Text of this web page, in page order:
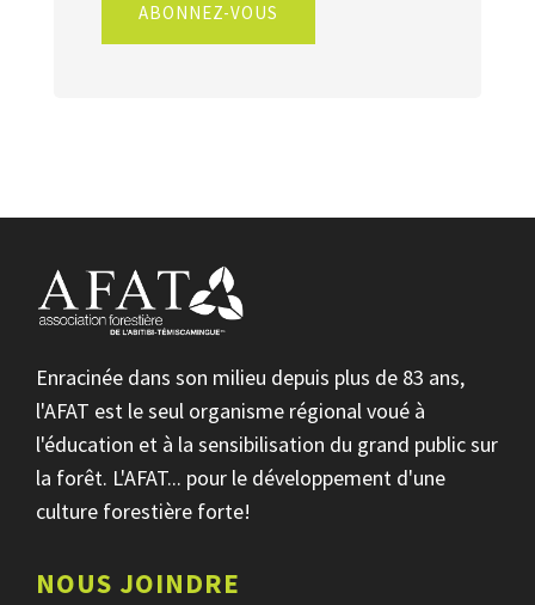
ABONNEZ-VOUS
Enracinée dans son milieu depuis plus de 83 ans,
l'AFAT est le seul organisme régional voué à
l'éducation et à la sensibilisation du grand public sur
la forêt. L'AFAT... pour le développement d'une
culture forestière forte!
NOUS JOINDRE